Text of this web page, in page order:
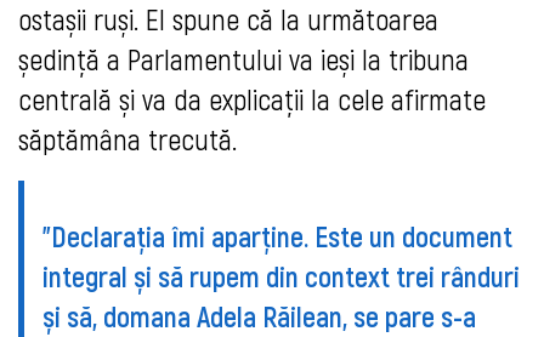
ostașii ruși. El spune că la următoarea
ședință a Parlamentului va ieși la tribuna
centrală și va da explicații la cele afirmate
săptămâna trecută.
"Declarația îmi aparține. Este un document
integral și să rupem din context trei rânduri
și să, domana Adela Răilean, se pare s-a